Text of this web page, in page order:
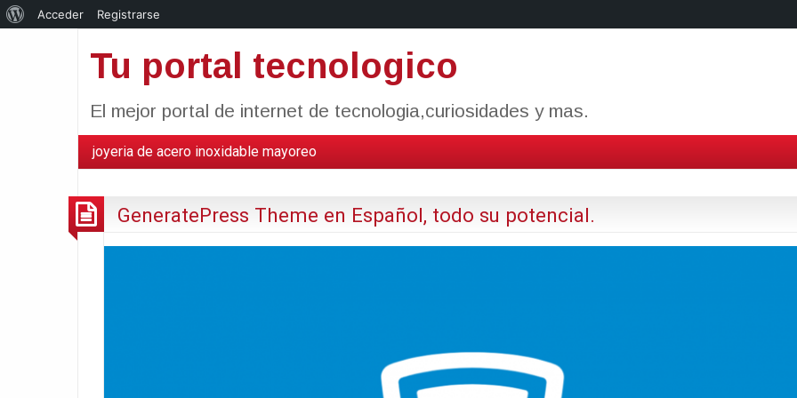
Tu portal tecnologico
El mejor portal de internet de tecnologia,curiosidades y mas.
joyeria de acero inoxidable mayoreo
GeneratePress Theme en Español, todo su potencial.
Acerca
Acceder Registrarse